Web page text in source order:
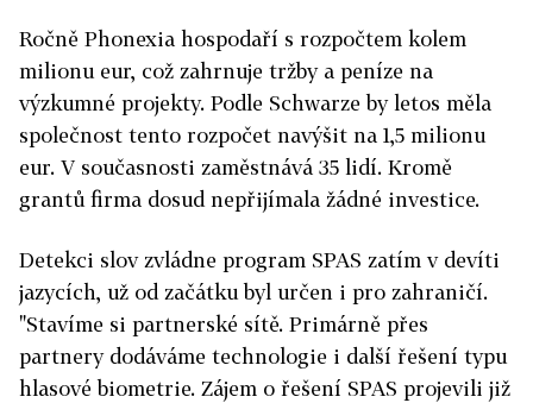
Ročně Phonexia hospodaří s rozpočtem kolem
milionu eur, což zahrnuje tržby a peníze na
výzkumné projekty. Podle Schwarze by letos měla
společnost tento rozpočet navýšit na 1,5 milionu
eur. V současnosti zaměstnává 35 lidí. Kromě
grantů firma dosud nepřijímala žádné investice.
Detekci slov zvládne program SPAS zatím v devíti
jazycích, už od začátku byl určen i pro zahraničí.
"Stavíme si partnerské sítě. Primárně přes
partnery dodáváme technologie i další řešení typu
hlasové biometrie. Zájem o řešení SPAS projevili již